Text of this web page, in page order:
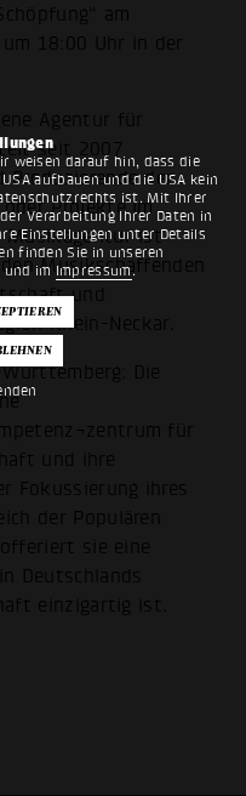
weisen darauf hin, dass die
aufbauen und die USA kein
ist. Mit Ihrer
Verarbeitung Ihrer Daten in
Einstellungen unter Details
finden Sie in unseren
und imImpressum.
am
18:00 Uhr in der
Agentur für
seit 2007
Produzierende der
Projekte im
Musikagentur ist
Musikschaffenden
und
Rhein-Neckar.
Die
für
und ihre
Fokussierung ihres
der Populären
sie eine
Deutschlands
einzigartig ist.